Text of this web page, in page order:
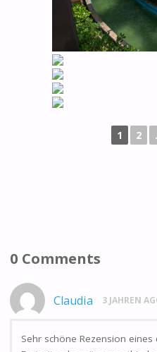
1 2
0 Comments
Claudia 3 JAHREN
Sehr schöne Rezension